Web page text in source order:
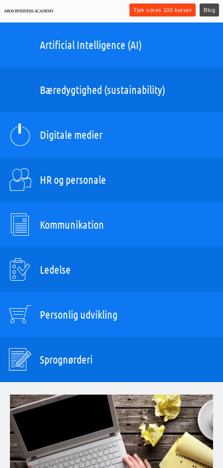
Tjek vores 100 kurser Blog
Artificial Intelligence (AI)
Bæredygtighed (sustainability)
Digitale medier
HR og personale
Kommunikation
Ledelse
Personlig udvikling
Sprognørderi